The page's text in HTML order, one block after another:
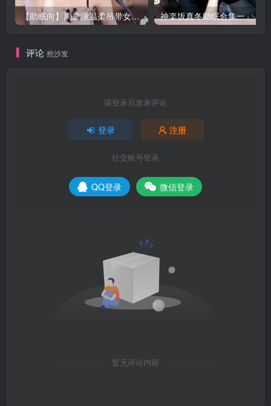
【助眠向】周童潼温柔吊带女仆装姐姐摇水瓶 神楽坂真冬助眠合集一
评论 抢沙发
请登录后发表评论
登录 注册
社交账号登录
QQ登录 微信登录
暂无评论内容